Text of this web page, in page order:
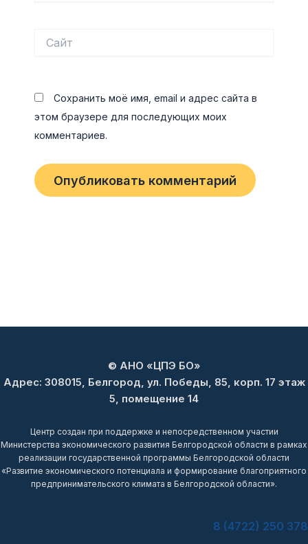
Сохранить моё имя, email и адрес сайта в
этом браузере для последующих моих
комментариев.
© АНО «ЦПЭ БО»
Адрес: 308015, Белгород, ул. Победы, 85, корп. 17 этаж
5, помещение 14
Центр создан при поддержке и непосредственном участии
Министерства экономического развития Белгородской области в рамках
реализации государственной программы Белгородской области
«Развитие экономического потенциала и формирование благоприятного
предпринимательского климата в Белгородской области».
8 (4722) 250 378